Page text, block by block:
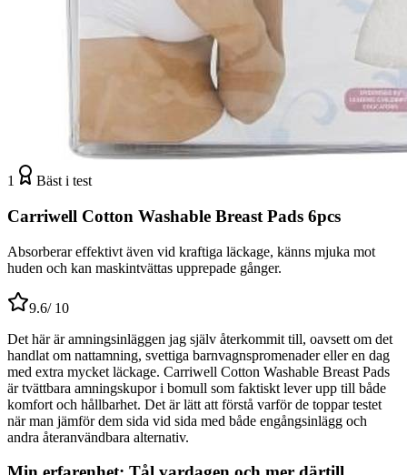
1 Bäst i test
Carriwell Cotton Washable Breast Pads 6pcs
Absorberar effektivt även vid kraftiga läckage, känns mjuka mot
huden och kan maskintvättas upprepade gånger.
9.6/ 10
Det här är amningsinläggen jag själv återkommit till, oavsett om det
handlat om nattamning, svettiga barnvagnspromenader eller en dag
med extra mycket läckage. Carriwell Cotton Washable Breast Pads
är tvättbara amningskupor i bomull som faktiskt lever upp till både
komfort och hållbarhet. Det är lätt att förstå varför de toppar testet
när man jämför dem sida vid sida med både engångsinlägg och
andra återanvändbara alternativ.